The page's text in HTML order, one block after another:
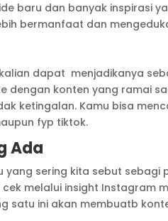
baru dan banyak inspirasi
bermanfaat dan
dapat menjadikanya
dengan konten yang ramai
ketingalan. Kamu bisa
fyp tiktok.
Ada
sering kita sebut sebagi
melalui insight Instagram
satu ini akan membuatb